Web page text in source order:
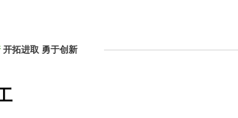
开拓进取 勇于创新